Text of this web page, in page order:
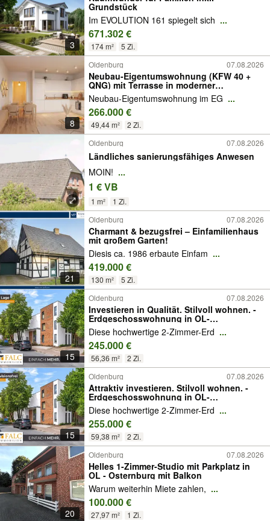
3
Grundstück
Im EVOLUTION 161 spiegelt sich ...
671.302 €
174 m² 5 Zi.
8
Oldenburg 07.08.2026
Neubau-Eigentumswohnung (KFW 40 +
QNG) mit Terrasse in moderner
Wohnresidenz in Nadorst
Neubau-Eigentumswohnung im EG ...
266.000 €
49,44 m²
2 Zi.
Oldenburg
07.08.2026
Ländliches sanierungsfähiges Anwesen
MOIN! ...
1 € VB
1 m² 1 Zi.
21
Oldenburg 07.08.2026
Charmant & bezugsfrei – Einfamilienhaus
mit großem Garten!
Diesis ca. 1986 erbaute Einfam ...
419.000 €
130 m² 5 Zi.
15
Oldenburg 07.08.2026
Investieren in Qualität. Stilvoll wohnen. -
Erdgeschosswohnung in OL-
Donnerschwee
Diese hochwertige 2-Zimmer-Erd ...
245.000 €
56,36 m² 2 Zi.
15
Oldenburg 07.08.2026
Attraktiv investieren. Stilvoll wohnen. -
Erdgeschosswohnung in OL-
Donnerschwee
Diese hochwertige 2-Zimmer-Erd ...
255.000 €
59,38 m² 2 Zi.
20
Oldenburg 07.08.2026
Helles 1-Zimmer-Studio mit Parkplatz in
OL - Osternburg mit Balkon
Warum weiterhin Miete zahlen, ...
100.000 €
27,97 m² 1 Zi.